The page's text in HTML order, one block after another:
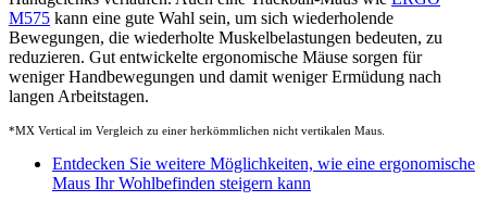
M575 kann eine gute Wahl sein, um sich wiederholende
Bewegungen, die wiederholte Muskelbelastungen bedeuten, zu
reduzieren. Gut entwickelte ergonomische Mäuse sorgen für
weniger Handbewegungen und damit weniger Ermüdung nach
langen Arbeitstagen.
*MX Vertical im Vergleich zu einer herkömmlichen nicht vertikalen Maus.
Entdecken Sie weitere Möglichkeiten, wie eine ergonomische
Maus Ihr Wohlbefinden steigern kann